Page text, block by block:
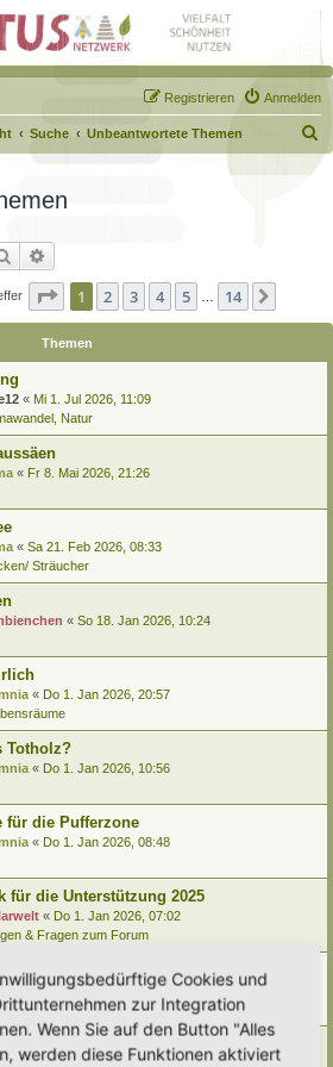
Anmelden
Registrieren
Suche Unbeantwortete Themen
u
Suche
Seite 1von 14
1 2 3 4 5 14
Themen
« Mi 1. Jul 2026, 11:09
Natur
« Fr 8. Mai 2026, 21:26
« Sa 21. Feb 2026, 08:33
Sträucher
« So 18. Jan 2026, 10:24
« Do 1. Jan 2026, 20:57
Totholz?
« Do 1. Jan 2026, 10:56
für die Pufferzone
« Do 1. Jan 2026, 08:48
für die Unterstützung 2025
« Do 1. Jan 2026, 07:02
& Fragen zum Forum
Quitte
«Mi 24. Dez 2025, 12:15
Identifikation
(nicht nur) für Kinder
« Di 23. Dez 2025, 21:56
Cookies und
zur Integration
Wenn Sie auf den Button "Alles
werden diese Funktionen aktiviert